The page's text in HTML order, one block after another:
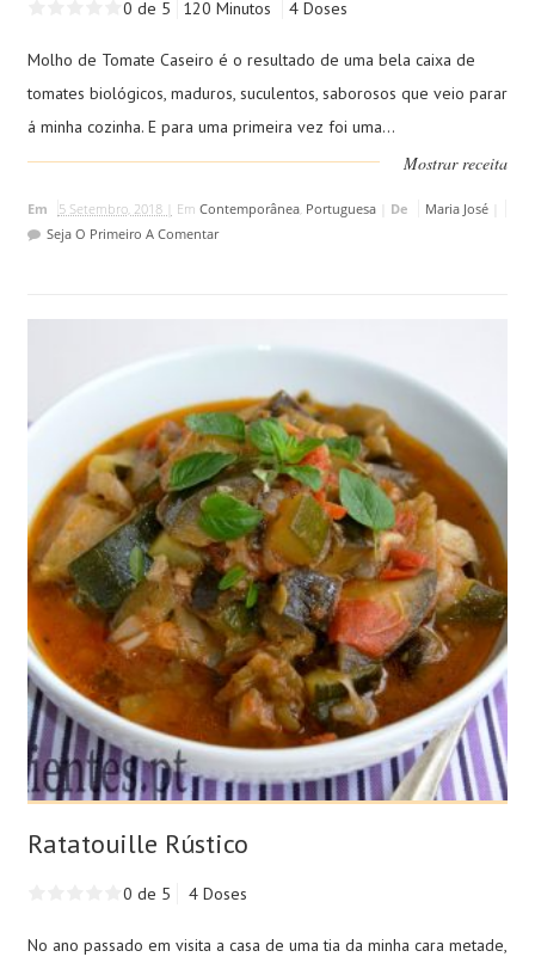
0 de 5 120 Minutos 4 Doses
Molho de Tomate Caseiro é o resultado de uma bela caixa de
tomates biológicos, maduros, suculentos, saborosos que veio parar
á minha cozinha. E para uma primeira vez foi uma...
Mostrar receita
Em 5 Setembro, 2018 | Em Contemporânea, Portuguesa| De Maria José|
Seja O Primeiro A Comentar
Ratatouille Rústico
0 de 5 4 Doses
No ano passado em visita a casa de uma tia da minha cara metade,